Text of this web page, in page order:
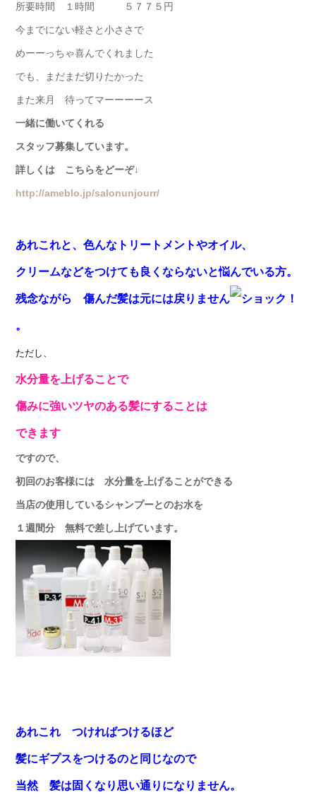
所要時間 １時間 ５７７５円
今までにない軽さと小ささで
めーーっちゃ喜んでくれました
でも、まだまだ切りたかった
また来月 待ってマーーーース
一緒に働いてくれる
スタッフ募集しています。
詳しくは こちらをどーぞ↓
http://ameblo.jp/salonunjourr/
あれこれと、色んなトリートメントやオイル、
クリームなどをつけても良くならないと悩んでいる方。
残念ながら 傷んだ髪は元には戻りません
。
ただし、
水分量を上げることで
傷みに強いツヤのある髪にすることは
できます
ですので、
初回のお客様には 水分量を上げることができる
当店の使用しているシャンプーとのお水を
１週間分 無料で差し上げています。
あれこれ つければつけるほど
髪にギプスをつけるのと同じなので
当然 髪は固くなり思い通りになりません。